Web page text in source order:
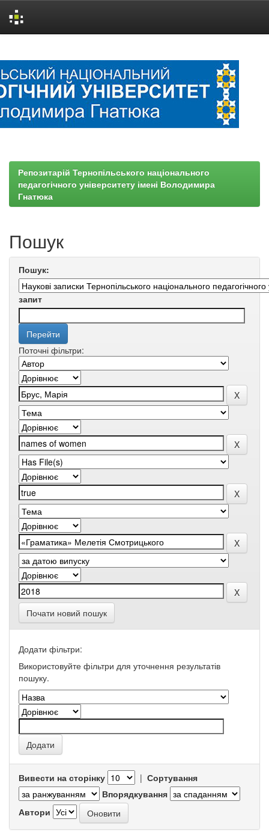
Репозитарій Тернопільського національного
педагогічного університету імені Володимира
Гнатюка
Пошук
Пошук:
запит
Поточні фільтри:
Почати новий пошук
Додати фільтри:
Використовуйте фільтри для уточнення результатів
пошуку.
Вивести на сторінку | Сортування
Впорядкування
Автори